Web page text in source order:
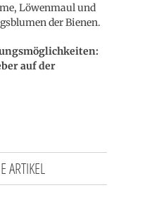
Löwenmaul und
der Bienen.
auf der
ARTIKEL